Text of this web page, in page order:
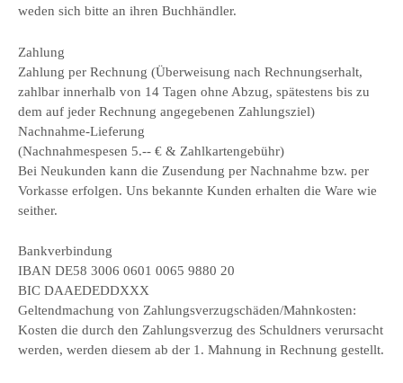
weden sich bitte an ihren Buchhändler.
Zahlung
Zahlung per Rechnung (Überweisung nach Rechnungserhalt,
zahlbar innerhalb von 14 Tagen ohne Abzug, spätestens bis zu
dem auf jeder Rechnung angegebenen Zahlungsziel)
Nachnahme-Lieferung
(Nachnahmespesen 5.-- € & Zahlkartengebühr)
Bei Neukunden kann die Zusendung per Nachnahme bzw. per
Vorkasse erfolgen. Uns bekannte Kunden erhalten die Ware wie
seither.
Bankverbindung
IBAN DE58 3006 0601 0065 9880 20
BIC DAAEDEDDXXX
Geltendmachung von Zahlungsverzugschäden/Mahnkosten:
Kosten die durch den Zahlungsverzug des Schuldners verursacht
werden, werden diesem ab der 1. Mahnung in Rechnung gestellt.